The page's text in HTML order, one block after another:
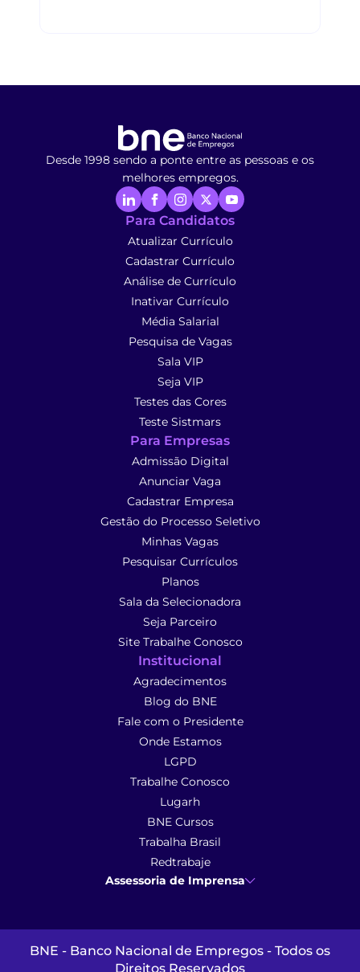
Desde 1998 sendo a ponte entre as pessoas e os
melhores empregos.
Para Candidatos
Atualizar Currículo
Cadastrar Currículo
Análise de Currículo
Inativar Currículo
Média Salarial
Pesquisa de Vagas
Sala VIP
Seja VIP
Testes das Cores
Teste Sistmars
Para Empresas
Admissão Digital
Anunciar Vaga
Cadastrar Empresa
Gestão do Processo Seletivo
Minhas Vagas
Pesquisar Currículos
Planos
Sala da Selecionadora
Seja Parceiro
Site Trabalhe Conosco
Institucional
Agradecimentos
Blog do BNE
Fale com o Presidente
Onde Estamos
LGPD
Trabalhe Conosco
Lugarh
BNE Cursos
Trabalha Brasil
Redtrabaje
Assessoria de Imprensa
(41) 9 9102-1413
BNE - Banco Nacional de Empregos - Todos os
Direitos Reservados